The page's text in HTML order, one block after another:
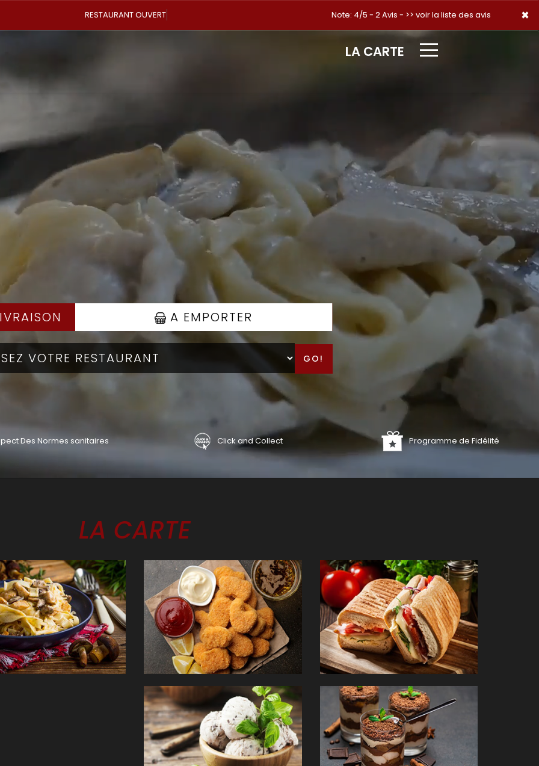
×
Note: 4/5 - 2 Avis - >> voir la liste des avis
LA CARTE
×
A EMPORTER
GO!
Des Normes sanitaires Click and Collect Programme de Fidélité
LA CARTE
PÂTES TEX MEX PANINIS
GLACES DESSERTS